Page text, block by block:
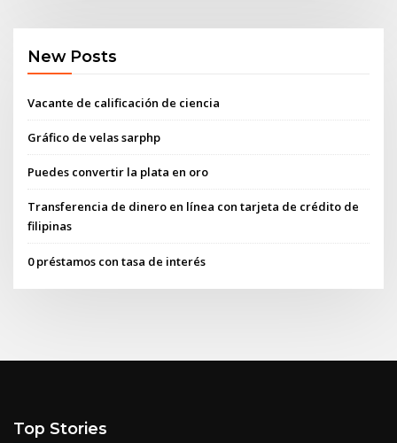
New Posts
Vacante de calificación de ciencia
Gráfico de velas sarphp
Puedes convertir la plata en oro
Transferencia de dinero en línea con tarjeta de crédito de
filipinas
0 préstamos con tasa de interés
Top Stories